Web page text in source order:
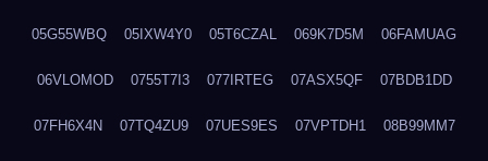
05G55WBQ 05IXW4Y0 05T6CZAL 069K7D5M 06FAMUAG
06VLOMOD 0755T7I3 077IRTEG 07ASX5QF 07BDB1DD
07FH6X4N 07TQ4ZU9 07UES9ES 07VPTDH1 08B99MM7